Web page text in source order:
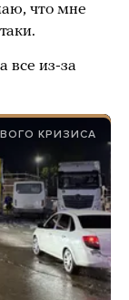
что мне
все из-за
КРИЗИСА